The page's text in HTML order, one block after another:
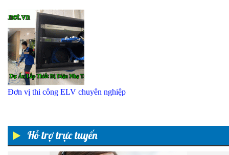
Hỗ trợ trực tuyến
Đơn vị thi công ELV chuyên nghiệp